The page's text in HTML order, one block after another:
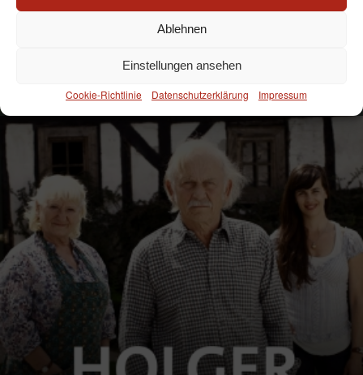
Ablehnen
Einstellungen ansehen
Cookie-Richtlinie Datenschutzerklärung Impressum